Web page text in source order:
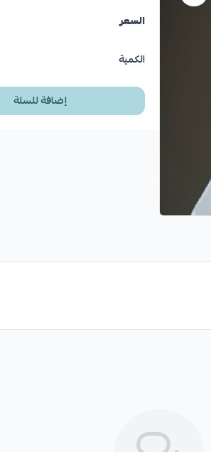
السعر
الكمية
إضافة للسلة